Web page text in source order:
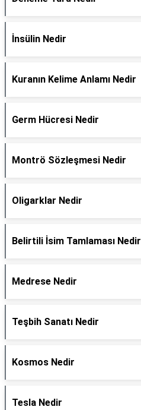
İnsülin Nedir
Kuranın Kelime Anlamı Nedir
Germ Hücresi Nedir
Montrö Sözleşmesi Nedir
Oligarklar Nedir
Belirtili İsim Tamlaması Nedir
Medrese Nedir
Teşbih Sanatı Nedir
Kosmos Nedir
Tesla Nedir